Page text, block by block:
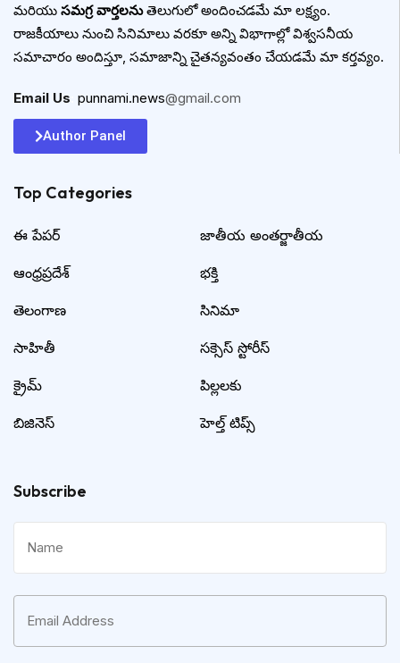
మరియు సమగ్ర వార్తలనుతెలుగులో అందించడమే మా లక్ష్యం.
రాజకీయాలు నుంచి సినిమాలు వరకూ అన్ని విభాగాల్లో విశ్వసనీయ
సమాచారం అందిస్తూ, సమాజాన్ని చైతన్యవంతం చేయడమే మా కర్తవ్యం.
Email Us punnami.news@gmail.com
Author Panel
Top Categories​
ఈ పేపర్
ఆంధ్రప్రదేశ్
తెలంగాణ
సాహితీ
క్రైమ్
బిజినెస్
జాతీయ అంతర్జాతీయ
భక్తి
సినిమా
సక్సెస్ స్టోరీస్
పిల్లలకు
హెల్త్ టిప్స్
Subscribe